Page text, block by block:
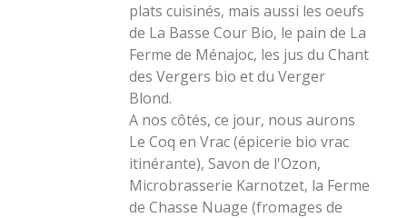
plats cuisinés, mais aussi les oeufs
de La Basse Cour Bio, le pain de La
Ferme de Ménajoc, les jus du Chant
des Vergers bio et du Verger
Blond.
A nos côtés, ce jour, nous aurons
Le Coq en Vrac (épicerie bio vrac
itinérante), Savon de l'Ozon,
Microbrasserie Karnotzet, la Ferme
de Chasse Nuage (fromages de